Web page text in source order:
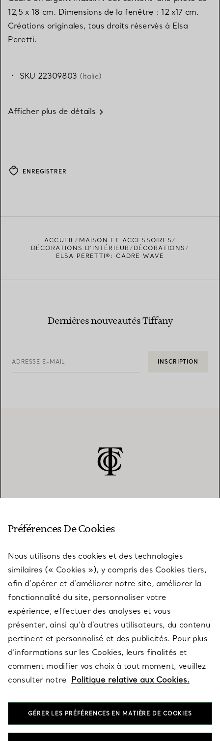
12,5 x 18 cm. Dimensions de la fenêtre : 12 x17 cm.
Créations originales, tous droits réservés à Elsa
Peretti.
SKU 22309803 (Italie)
Afficher plus de détails
ENREGISTRER
ACCUEIL
MAISON ET ACCESSOIRES
DÉCORATIONS D'INTÉRIEUR
DÉCORATIONS
ELSA PERETTI®: CADRE WAVE
Dernières nouveautés Tiffany
ADRESSE E-MAIL INSCRIPTION
SERVICES
À PROPOS
QUESTIONS LÉGALES
SUIVEZ-NOUS
Préférences De Cookies
Nous utilisons des cookies et des technologies
similaires (« Cookies »), y compris des Cookies tiers,
afin d’opérer et d’améliorer notre site, améliorer la
fonctionnalité du site, personnaliser votre
expérience, effectuer des analyses et vous
présenter, ainsi qu’à d’autres utilisateurs, du contenu
pertinent et personnalisé et des publicités. Pour plus
d’informations sur les Cookies, leurs finalités et
comment modifier vos choix à tout moment, veuillez
consulter notre Politique relative aux Cookies.
GÉRER LES PRÉFÉRENCES EN MATIÈRE DE COOKIES